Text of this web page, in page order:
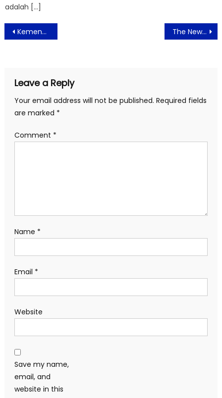
adalah […]
Post
navigation
Kemenhub Tambah Kuota Mudik Gratis 2024 Menggunakan Bus The New Balance 9060 Eksklusif di Foot Locker, Koleksi yang Wajib Dimiliki
Leave a Reply
Your email address will not be published. Required fields
are marked *
Comment *
Name *
Email *
Website
Save my name,
email, and
website in this